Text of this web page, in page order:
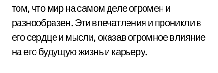
том, что мир на самом деле огромен и
разнообразен. Эти впечатления и проникли в
его сердце и мысли, оказав огромное влияние
на его будущую жизнь и карьеру.